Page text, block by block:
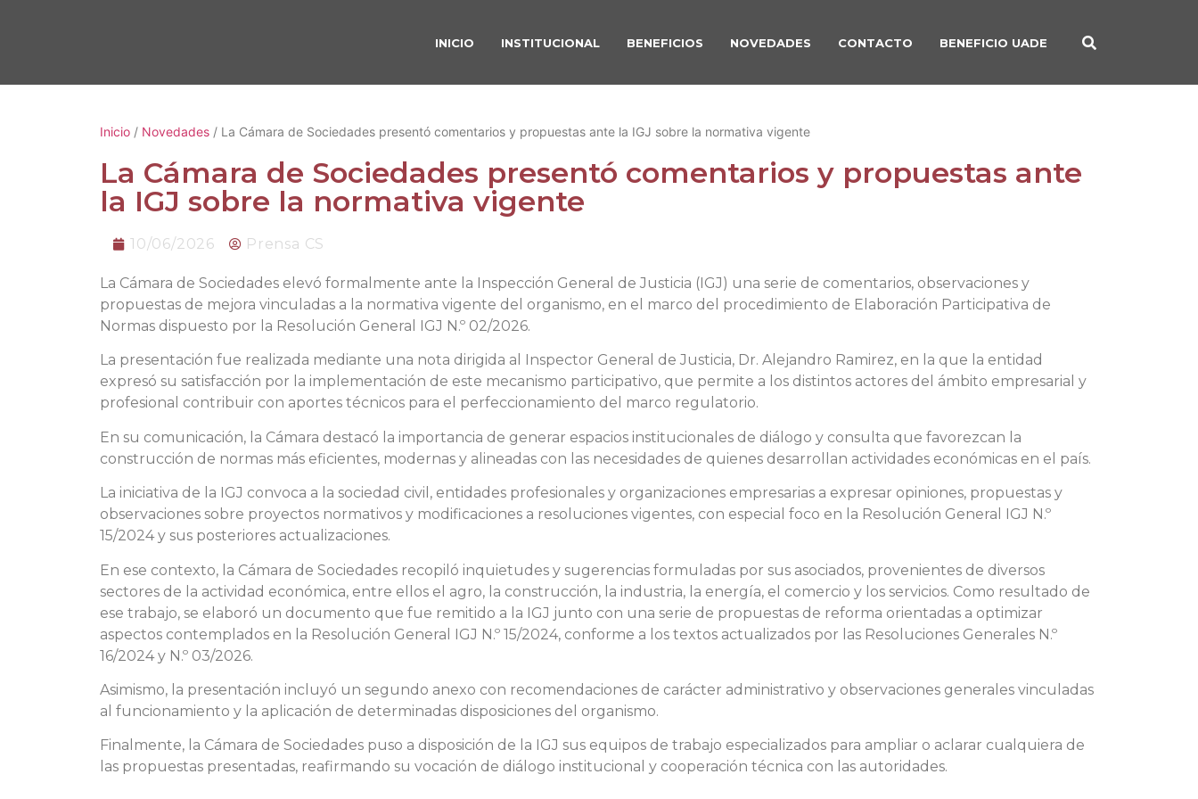
INICIO INSTITUCIONAL BENEFICIOS NOVEDADES CONTACTO BENEFICIO UADE
Inicio / Novedades / La Cámara de Sociedades presentó comentarios y propuestas ante la IGJ sobre la normativa vigente
La Cámara de Sociedades presentó comentarios y propuestas ante
la IGJ sobre la normativa vigente
10/06/2026 Prensa CS
La Cámara de Sociedades elevó formalmente ante la Inspección General de Justicia (IGJ) una serie de comentarios, observaciones y
propuestas de mejora vinculadas a la normativa vigente del organismo, en el marco del procedimiento de Elaboración Participativa de
Normas dispuesto por la Resolución General IGJ N.º 02/2026.
La presentación fue realizada mediante una nota dirigida al Inspector General de Justicia, Dr. Alejandro Ramirez, en la que la entidad
expresó su satisfacción por la implementación de este mecanismo participativo, que permite a los distintos actores del ámbito empresarial y
profesional contribuir con aportes técnicos para el perfeccionamiento del marco regulatorio.
En su comunicación, la Cámara destacó la importancia de generar espacios institucionales de diálogo y consulta que favorezcan la
construcción de normas más eficientes, modernas y alineadas con las necesidades de quienes desarrollan actividades económicas en el país.
La iniciativa de la IGJ convoca a la sociedad civil, entidades profesionales y organizaciones empresarias a expresar opiniones, propuestas y
observaciones sobre proyectos normativos y modificaciones a resoluciones vigentes, con especial foco en la Resolución General IGJ N.º
15/2024 y sus posteriores actualizaciones.
En ese contexto, la Cámara de Sociedades recopiló inquietudes y sugerencias formuladas por sus asociados, provenientes de diversos
sectores de la actividad económica, entre ellos el agro, la construcción, la industria, la energía, el comercio y los servicios. Como resultado de
ese trabajo, se elaboró un documento que fue remitido a la IGJ junto con una serie de propuestas de reforma orientadas a optimizar
aspectos contemplados en la Resolución General IGJ N.º 15/2024, conforme a los textos actualizados por las Resoluciones Generales N.º
16/2024 y N.º 03/2026.
Asimismo, la presentación incluyó un segundo anexo con recomendaciones de carácter administrativo y observaciones generales vinculadas
al funcionamiento y la aplicación de determinadas disposiciones del organismo.
Finalmente, la Cámara de Sociedades puso a disposición de la IGJ sus equipos de trabajo especializados para ampliar o aclarar cualquiera de
las propuestas presentadas, reafirmando su vocación de diálogo institucional y cooperación técnica con las autoridades.